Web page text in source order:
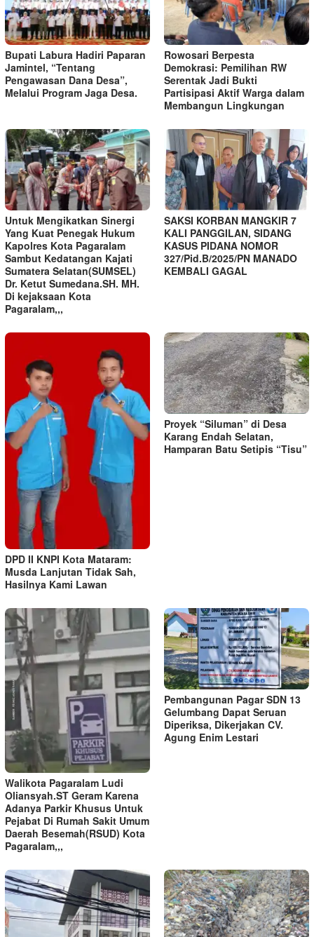
Bupati Labura Hadiri Paparan
Jamintel, “Tentang
Pengawasan Dana Desa”,
Melalui Program Jaga Desa.
Rowosari Berpesta
Demokrasi: Pemilihan RW
Serentak Jadi Bukti
Partisipasi Aktif Warga dalam
Membangun Lingkungan
Untuk Mengikatkan Sinergi
Yang Kuat Penegak Hukum
Kapolres Kota Pagaralam
Sambut Kedatangan Kajati
Sumatera Selatan(SUMSEL)
Dr. Ketut Sumedana.SH. MH.
Di kejaksaan Kota
Pagaralam,,,
SAKSI KORBAN MANGKIR 7
KALI PANGGILAN, SIDANG
KASUS PIDANA NOMOR
327/Pid.B/2025/PN MANADO
KEMBALI GAGAL ‎
DPD II KNPI Kota Mataram:
Musda Lanjutan Tidak Sah,
Hasilnya Kami Lawan
Proyek “Siluman” di Desa
Karang Endah Selatan,
Hamparan Batu Setipis “Tisu”
Walikota Pagaralam Ludi
Oliansyah.ST Geram Karena
Adanya Parkir Khusus Untuk
Pejabat Di Rumah Sakit Umum
Daerah Besemah(RSUD) Kota
Pagaralam,,,
Pembangunan Pagar SDN 13
Gelumbang Dapat Seruan
Diperiksa, Dikerjakan CV.
Agung Enim Lestari